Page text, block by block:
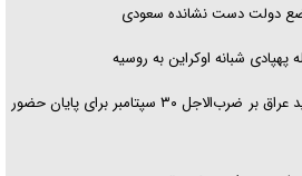
دولت دست نشانده سعودی
آغاز تخلیه پایگاه اربیل/ تاکید عراق بر ضرب‌الاجل ۳۰ سپتامبر برای پایان حضور